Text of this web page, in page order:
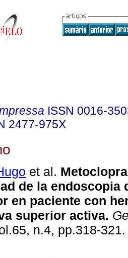
ISSN 0016-
2477-975X
et al.
de la endoscopia
en paciente con
superior activa.
n.4, pp.318-